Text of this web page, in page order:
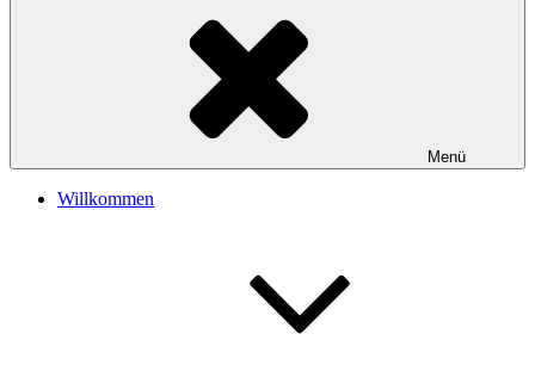
Menü
Willkommen